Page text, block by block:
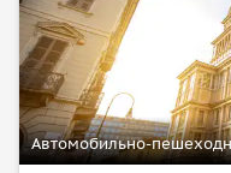
Автомобильно-